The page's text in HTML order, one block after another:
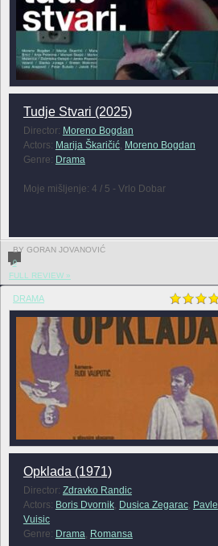
Tudje Stvari (2025)
Director: Moreno Bogdan
Actors: Marija Škaričić, Moreno Bogdan
Genre: Drama
Moje mišljenje: 4 / 5 - Vrlo Dobar
BY GORAN JOVANOVIĆ
0
FULL REVIEW »
DRAMA
Opklada (1971)
Director: Zdravko Randic
Actors: Boris Dvornik, Dusica Zegarac, Pavle
Vuisic
Genre: Drama, Romansa